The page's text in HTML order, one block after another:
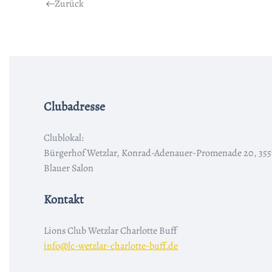
Zurück
Clubadresse
Clublokal:
Bürgerhof Wetzlar, Konrad-Adenauer-Promenade 20,
Blauer Salon
Kontakt
Lions Club Wetzlar Charlotte Buff
info@lc-wetzlar-charlotte-buff.de